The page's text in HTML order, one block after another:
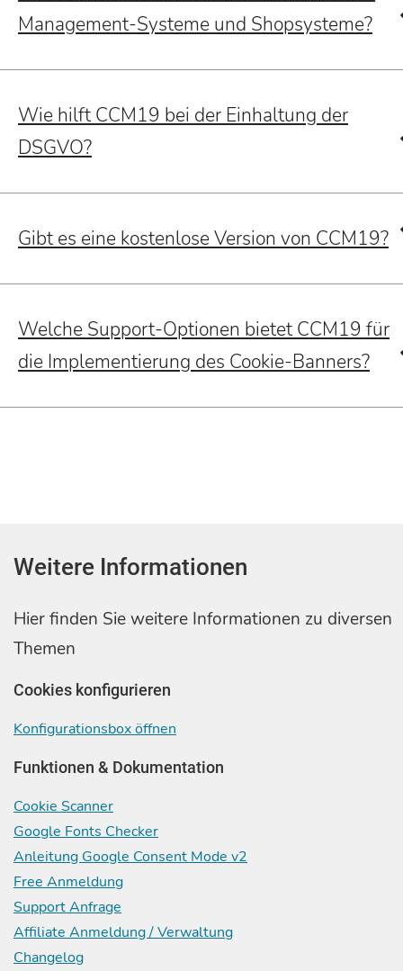
Management-Systeme und Shopsysteme?
Wie hilft CCM19 bei der Einhaltung der
DSGVO?
Gibt es eine kostenlose Version von CCM19?
Welche Support-Optionen bietet CCM19 für
die Implementierung des Cookie-Banners?
Weitere Informationen
Hier finden Sie weitere Informationen zu diversen
Themen
Cookies konfigurieren
Konfigurationsbox öffnen
Funktionen & Dokumentation
Cookie Scanner
Google Fonts Checker
Anleitung Google Consent Mode v2
Free Anmeldung
Support Anfrage
Affiliate Anmeldung / Verwaltung
Changelog